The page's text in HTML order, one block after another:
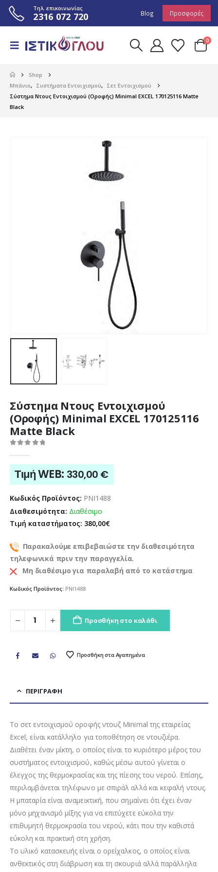
Τηλ. επικοινωνίας
2316 072 720 Blog Προσφορές
0
Shop
Μπάνιο, Συστήματα Εντοιχισμού, Σετ Εντοιχισμού
Σύστημα Ντους Εντοιχισμού (Οροφής) Minimal EXCEL 170125116 Matte
Black
Σύστημα Ντους Εντοιχισμού
(Οροφής) Minimal EXCEL 170125116
Matte Black
Τιμή WEB: 330,00 €
Κωδικός Προϊόντος: PNI1488
Διαθεσιμότητα: Διαθέσιμο
Τιμή καταστήματος: 380,00€
Παρακαλούμε επιβεβαιώστε την διαθεσιμότητα
τηλεφωνικά πριν την παραγγελία.
Μη διαθέσιμο για παραλαβή από το κατάστημα
Κωδικός Προϊόντος: PNI1488
Προσθήκη στο καλάθι
Προσθήκη στα Αγαπημένα
ΠΕΡΙΓΡΑΦΉ
Το σετ εντοιχισμού οροφής ντουζ Minimal της εταιρείας
Excel, είναι κατάλληλο για τοποθέτηση σε ντουζιέρα.
Διαθέτει έναν μίκτη, ο οποίος είναι το κυριότερο μέρος του
συστήματος εντοιχισμού, καθώς μέσω αυτού γίνεται ο
έλεγχος της θερμοκρασίας και της πίεσης του νερού. Επίσης,
περιλαμβάνεται τηλέφωνο με σπιράλ αλλά και κεφαλή ντους.
Η μπαταρία είναι αναμεικτική, που σημαίνει ότι έχει έναν
μόνο μηχανισμό μίξης για να επιτύχετε εύκολα την
επιθυμητή θερμοκρασία του νερού, κάτι που την καθιστά
εύκολη και πρακτική στη χρήση.
Το υλικό κατασκευής είναι ο ορείχαλκος, ο οποίος είναι
ανθεκτικός στη διάβρωση και τη σκουριά αλλά παράλληλα